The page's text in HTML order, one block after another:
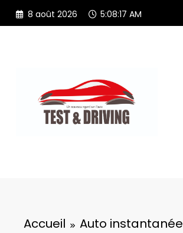
Aller
8 août 2026 5:08:17 AM
Accueil Auto instantanée